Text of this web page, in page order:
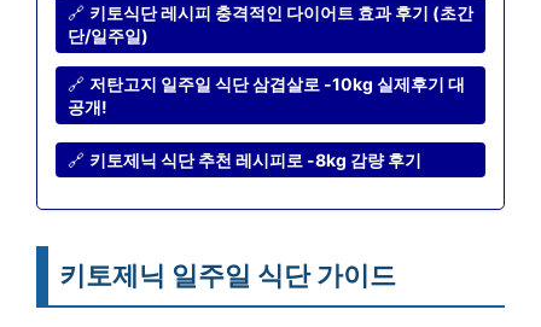
🔗 키토식단 레시피 충격적인 다이어트 효과 후기 (초간
단/일주일)
🔗 저탄고지 일주일 식단 삼겹살로 -10kg 실제후기 대
공개!
🔗 키토제닉 식단 추천 레시피로 -8kg 감량 후기
키토제닉 일주일 식단 가이드